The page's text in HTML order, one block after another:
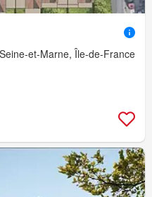
et-Marne, Île-de-France